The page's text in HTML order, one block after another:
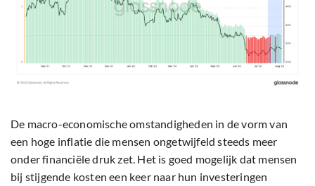
De macro-economische omstandigheden in de vorm van
een hoge inflatie die mensen ongetwijfeld steeds meer
onder financiële druk zet. Het is goed mogelijk dat mensen
bij stijgende kosten een keer naar hun investeringen